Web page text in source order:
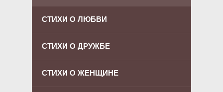
СТИХИ О ЛЮБВИ
СТИХИ О ДРУЖБЕ
СТИХИ О ЖЕНЩИНЕ